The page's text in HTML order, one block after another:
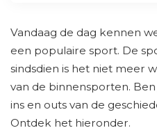
Vandaag de dag kennen
een populaire sport. De
sindsdien is het niet meer
van de binnensporten.
ins en outs van de
Ontdek het hieronder.